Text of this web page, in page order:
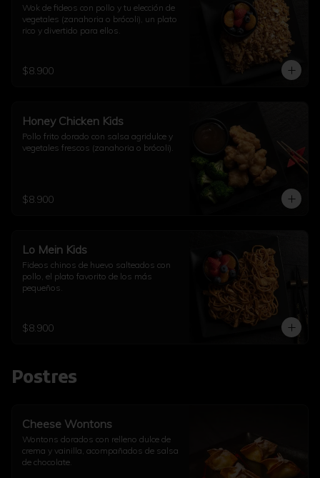
Wok de fideos con pollo y tu elección de
vegetales (zanahoria o brócoli), un plato
rico y divertido para ellos.
$8.900
Honey Chicken Kids
Pollo frito dorado con salsa agridulce y
vegetales frescos (zanahoria o brócoli).
$8.900
Lo Mein Kids
Fideos chinos de huevo salteados con
pollo, el plato favorito de los más
pequeños.
$8.900
Postres
Cheese Wontons
Wontons dorados con relleno dulce de
crema y vainilla, acompañados de salsa
de chocolate.